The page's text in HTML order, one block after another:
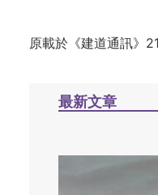
原載於《建道通訊》
最新文章